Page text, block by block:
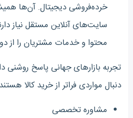
خرده‌فروشی دیجیتال. آن‌ها
سایت‌های آنلاین مستقل نیاز دارند
محتوا و خدمات مشتریان را از
تجربه بازارهای جهانی پاسخ روشنی
دنبال مواردی فراتر از خرید کالا
مشاوره تخصصی